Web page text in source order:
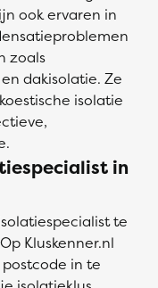
ook ervaren in
zoals
dakisolatie. Ze
isolatie
in
te
Kluskenner.nl
in te